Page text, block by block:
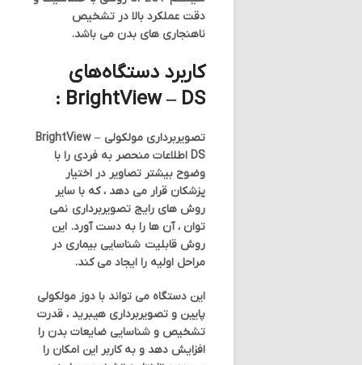
دقت عملکرد بالا در تشخیص
ناهنجاری های بدن می باشد.
کاربرد دستگاه‌های
BrightView – DS :
تصویربرداری مولکولی BrightView –
DS اطلاعات منحصر به فردی را با
وضوح بیشتر تصاویر در اختیار
پزشکان قرار می دهد ، که با سایر
روش های رایج تصویربرداری نمی
توان ، آن ها را به دست آورد. این
روش قابلیت شناسایی بیماری در
مراحل اولیه را ایجاد می کند.
این دستگاه می تواند با دوز مولكولی
پایین و تصویربرداری هیبرید ، قدرت
تشخیص و شناسایی ضایعات بدن را
افزایش دهد و به کاربر این امکان را